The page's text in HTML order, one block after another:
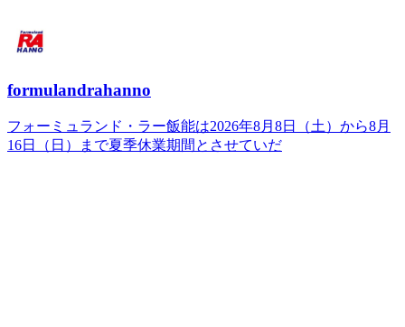
formulandrahanno
フォーミュランド・ラー飯能は2026年8月8日（土）から8月
16日（日）まで夏季休業期間とさせていだ